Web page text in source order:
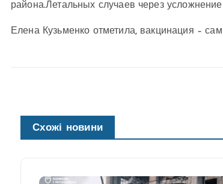
района.Летальных случаев через
Елена Кузьменко отметила, вакцинация –
Схожі новини